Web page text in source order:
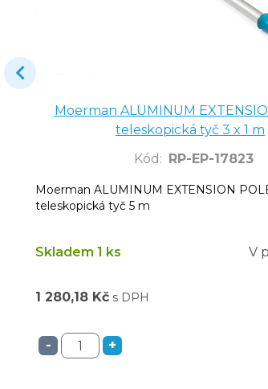
Moerman ALUMINUM
teleskopická tyč 3 x 1 m
Kód : RP-EP-17823
Moerman ALUMINUM EXTENSION
teleskopická tyč 5 m
Skladem 1 ks V
1 280,18 Kč s DPH
- +